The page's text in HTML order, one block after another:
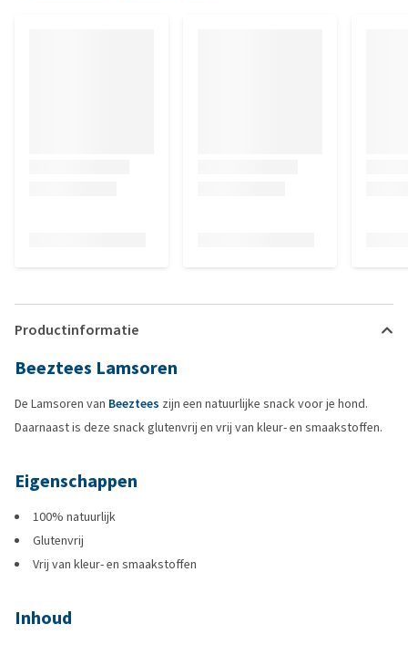
Productinformatie
Beeztees Lamsoren
De Lamsoren van Beeztees zijn een natuurlijke snack voor je hond.
Daarnaast is deze snack glutenvrij en vrij van kleur- en smaakstoffen.
Eigenschappen
100% natuurlijk
Glutenvrij
Vrij van kleur- en smaakstoffen
Inhoud